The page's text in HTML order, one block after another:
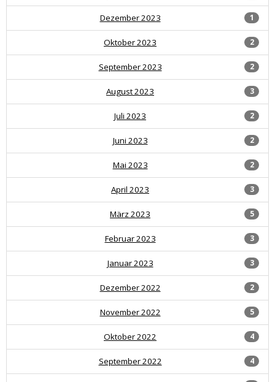
1
Dezember 2023
2
Oktober 2023
2
September 2023
3
August 2023
2
Juli 2023
2
Juni 2023
2
Mai 2023
3
April 2023
5
März 2023
3
Februar 2023
3
Januar 2023
2
Dezember 2022
5
November 2022
4
Oktober 2022
4
September 2022